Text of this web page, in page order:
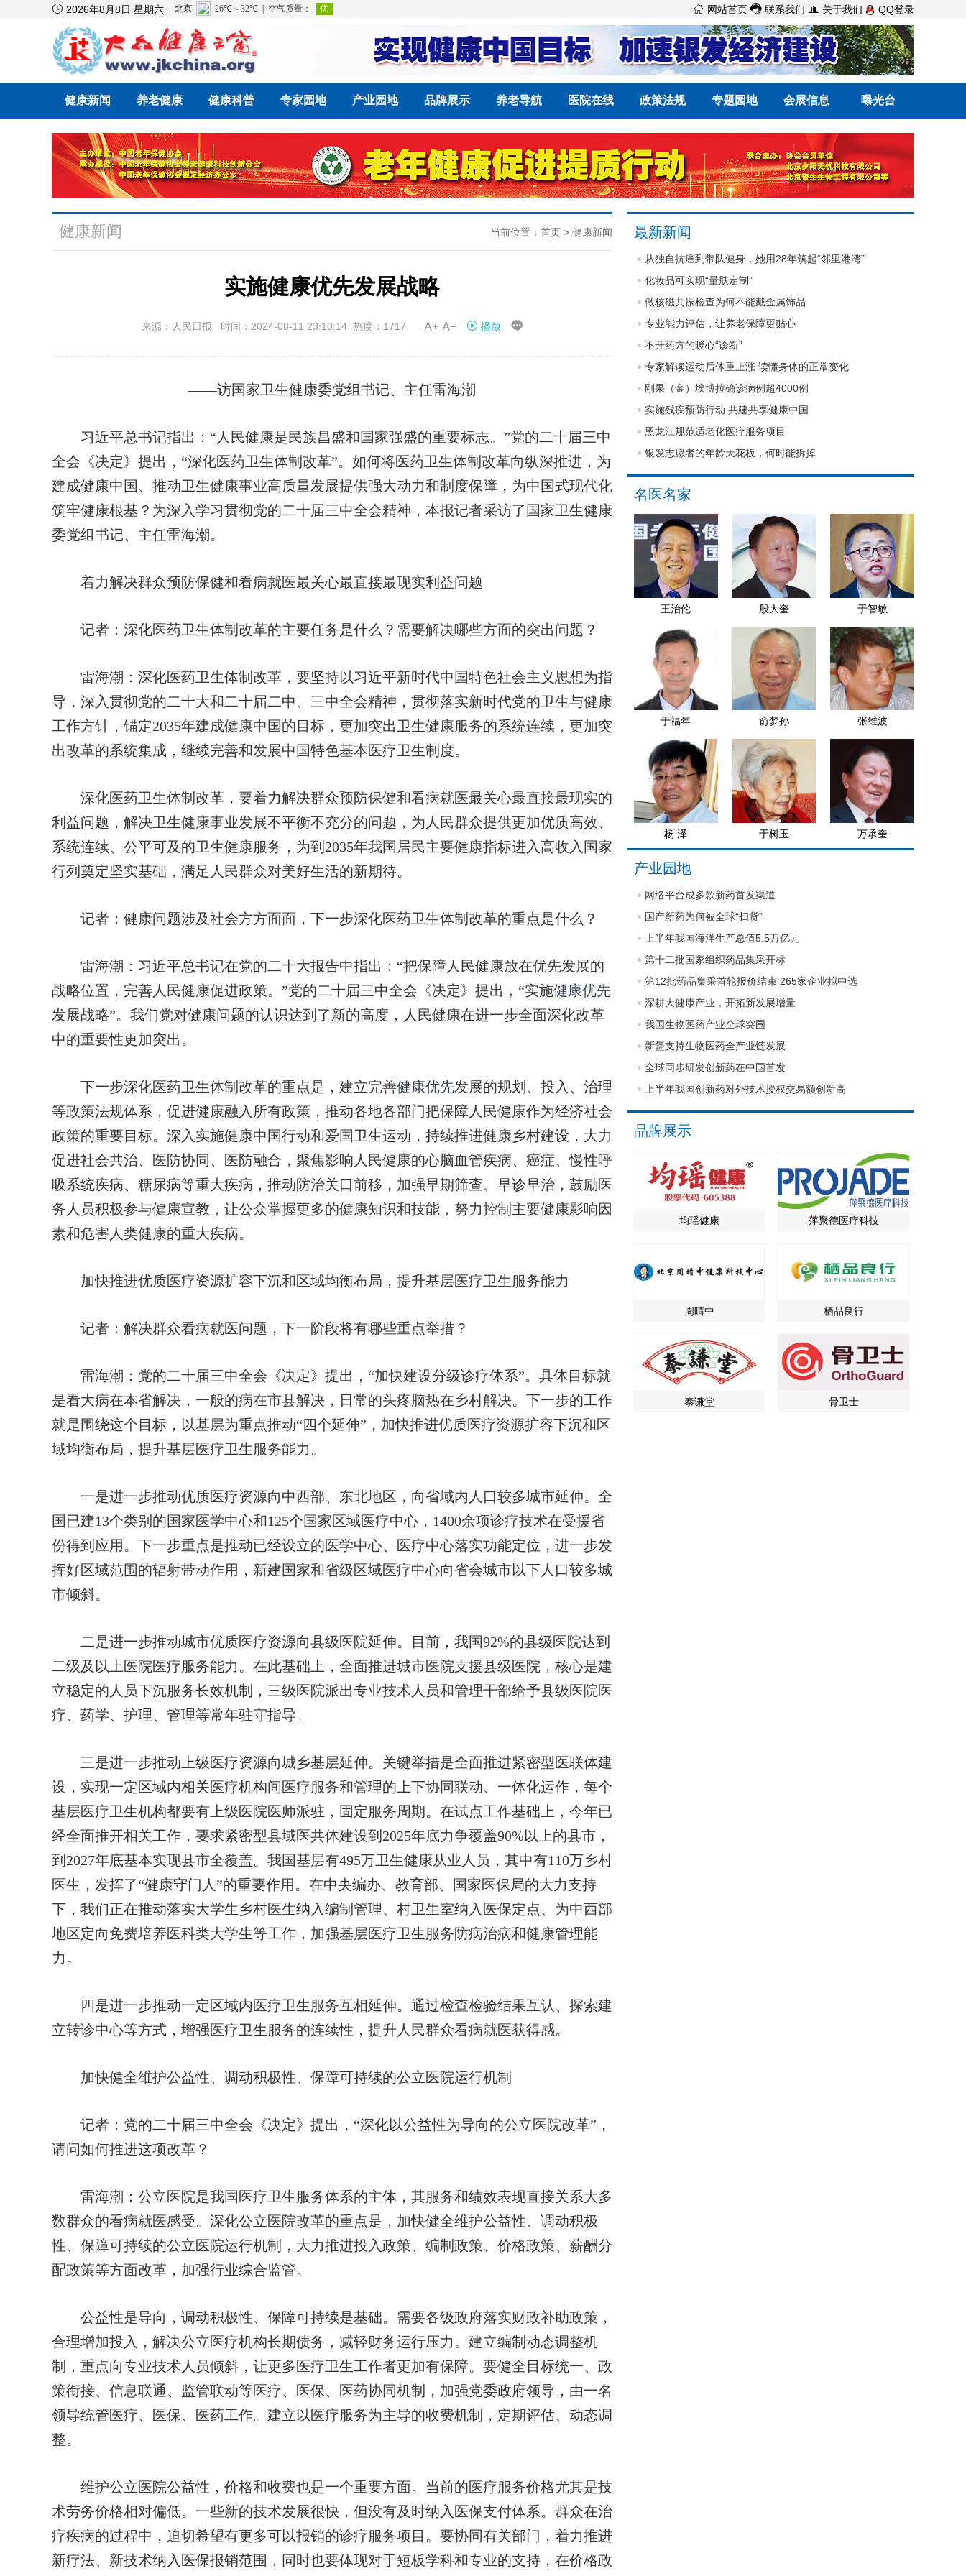
 2026年8月8日 星期六  网站首页  联系我们  关于我们 QQ登录
健康新闻 养老健康 健康科普 专家园地 产业园地 品牌展示 养老导航 医院在线 政策法规 专题园地 会展信息 曝光台
健康新闻 当前位置： 首页 > 健康新闻
实施健康优先发展战略
来源：人民日报 时间：2024-08-11 23:10:14 热度：1717  播放 
——访国家卫生健康委党组书记、主任雷海潮
习近平总书记指出：“人民健康是民族昌盛和国家强盛的重要标志。”党的二十届三中
全会《决定》提出，“深化医药卫生体制改革”。如何将医药卫生体制改革向纵深推进，为
建成健康中国、推动卫生健康事业高质量发展提供强大动力和制度保障，为中国式现代化
筑牢健康根基？为深入学习贯彻党的二十届三中全会精神，本报记者采访了国家卫生健康
委党组书记、主任雷海潮。
着力解决群众预防保健和看病就医最关心最直接最现实利益问题
记者： 深化医药卫生体制改革的主要任务是什么？需要解决哪些方面的突出问题？
雷海潮： 深化医药卫生体制改革，要坚持以习近平新时代中国特色社会主义思想为指
导，深入贯彻党的二十大和二十届二中、三中全会精神，贯彻落实新时代党的卫生与健康
工作方针，锚定2035年建成健康中国的目标，更加突出卫生健康服务的系统连续，更加突
出改革的系统集成，继续完善和发展中国特色基本医疗卫生制度。
深化医药卫生体制改革，要着力解决群众预防保健和看病就医最关心最直接最现实的
利益问题，解决卫生健康事业发展不平衡不充分的问题，为人民群众提供更加优质高效、
系统连续、公平可及的卫生健康服务，为到2035年我国居民主要健康指标进入高收入国家
行列奠定坚实基础，满足人民群众对美好生活的新期待。
记者： 健康问题涉及社会方方面面，下一步深化医药卫生体制改革的重点是什么？
雷海潮： 习近平总书记在党的二十大报告中指出：“把保障人民健康放在优先发展的
战略位置，完善人民健康促进政策。”党的二十届三中全会《决定》提出，“实施健康优先
发展战略”。我们党对健康问题的认识达到了新的高度，人民健康在进一步全面深化改革
中的重要性更加突出。
下一步深化医药卫生体制改革的重点是，建立完善健康优先发展的规划、投入、治理
等政策法规体系，促进健康融入所有政策，推动各地各部门把保障人民健康作为经济社会
政策的重要目标。深入实施健康中国行动和爱国卫生运动，持续推进健康乡村建设，大力
促进社会共治、医防协同、医防融合，聚焦影响人民健康的心脑血管疾病、癌症、慢性呼
吸系统疾病、糖尿病等重大疾病，推动防治关口前移，加强早期筛查、早诊早治，鼓励医
务人员积极参与健康宣教，让公众掌握更多的健康知识和技能，努力控制主要健康影响因
素和危害人类健康的重大疾病。
加快推进优质医疗资源扩容下沉和区域均衡布局，提升基层医疗卫生服务能力
记者： 解决群众看病就医问题，下一阶段将有哪些重点举措？
雷海潮： 党的二十届三中全会《决定》提出，“加快建设分级诊疗体系”。具体目标就
是看大病在本省解决，一般的病在市县解决，日常的头疼脑热在乡村解决。下一步的工作
就是围绕这个目标，以基层为重点推动“四个延伸”，加快推进优质医疗资源扩容下沉和区
域均衡布局，提升基层医疗卫生服务能力。
一是进一步推动优质医疗资源向中西部、东北地区，向省域内人口较多城市延伸。全
国已建13个类别的国家医学中心和125个国家区域医疗中心，1400余项诊疗技术在受援省
份得到应用。下一步重点是推动已经设立的医学中心、医疗中心落实功能定位，进一步发
挥好区域范围的辐射带动作用，新建国家和省级区域医疗中心向省会城市以下人口较多城
市倾斜。
二是进一步推动城市优质医疗资源向县级医院延伸。目前，我国92%的县级医院达到
二级及以上医院医疗服务能力。在此基础上，全面推进城市医院支援县级医院，核心是建
立稳定的人员下沉服务长效机制，三级医院派出专业技术人员和管理干部给予县级医院医
疗、药学、护理、管理等常年驻守指导。
三是进一步推动上级医疗资源向城乡基层延伸。关键举措是全面推进紧密型医联体建
设，实现一定区域内相关医疗机构间医疗服务和管理的上下协同联动、一体化运作，每个
基层医疗卫生机构都要有上级医院医师派驻，固定服务周期。在试点工作基础上，今年已
经全面推开相关工作，要求紧密型县域医共体建设到2025年底力争覆盖90%以上的县市，
到2027年底基本实现县市全覆盖。我国基层有495万卫生健康从业人员，其中有110万乡村
医生，发挥了“健康守门人”的重要作用。在中央编办、教育部、国家医保局的大力支持
下，我们正在推动落实大学生乡村医生纳入编制管理、村卫生室纳入医保定点、为中西部
地区定向免费培养医科类大学生等工作，加强基层医疗卫生服务防病治病和健康管理能
力。
四是进一步推动一定区域内医疗卫生服务互相延伸。通过检查检验结果互认、探索建
立转诊中心等方式，增强医疗卫生服务的连续性，提升人民群众看病就医获得感。
加快健全维护公益性、调动积极性、保障可持续的公立医院运行机制
记者： 党的二十届三中全会《决定》提出，“深化以公益性为导向的公立医院改革”，
请问如何推进这项改革？
雷海潮： 公立医院是我国医疗卫生服务体系的主体，其服务和绩效表现直接关系大多
数群众的看病就医感受。深化公立医院改革的重点是，加快健全维护公益性、调动积极
性、保障可持续的公立医院运行机制，大力推进投入政策、编制政策、价格政策、薪酬分
配政策等方面改革，加强行业综合监管。
公益性是导向，调动积极性、保障可持续是基础。需要各级政府落实财政补助政策，
合理增加投入，解决公立医疗机构长期债务，减轻财务运行压力。建立编制动态调整机
制，重点向专业技术人员倾斜，让更多医疗卫生工作者更加有保障。要健全目标统一、政
策衔接、信息联通、监管联动等医疗、医保、医药协同机制，加强党委政府领导，由一名
领导统管医疗、医保、医药工作。建立以医疗服务为主导的收费机制，定期评估、动态调
整。
维护公立医院公益性，价格和收费也是一个重要方面。当前的医疗服务价格尤其是技
术劳务价格相对偏低。一些新的技术发展很快，但没有及时纳入医保支付体系。群众在治
疗疾病的过程中，迫切希望有更多可以报销的诊疗服务项目。要协同有关部门，着力推进
新疗法、新技术纳入医保报销范围，同时也要体现对于短板学科和专业的支持，在价格政
最新新闻
从独自抗癌到带队健身，她用28年筑起“邻里港湾”
化妆品可实现“量肤定制”
做核磁共振检查为何不能戴金属饰品
专业能力评估，让养老保障更贴心
不开药方的暖心“诊断”
专家解读运动后体重上涨 读懂身体的正常变化
刚果（金）埃博拉确诊病例超4000例
实施残疾预防行动 共建共享健康中国
黑龙江规范适老化医疗服务项目
银发志愿者的年龄天花板，何时能拆掉
名医名家
王治伦 殷大奎 于智敏
于福年 俞梦孙 张维波
杨 泽 于树玉 万承奎
产业园地
网络平台成多款新药首发渠道
国产新药为何被全球“扫货”
上半年我国海洋生产总值5.5万亿元
第十二批国家组织药品集采开标
第12批药品集采首轮报价结束 265家企业拟中选
深耕大健康产业，开拓新发展增量
我国生物医药产业全球突围
新疆支持生物医药全产业链发展
全球同步研发创新药在中国首发
上半年我国创新药对外技术授权交易额创新高
品牌展示
均瑶健康 萍聚德医疗科技
周晴中 栖品良行
泰谦堂 骨卫士